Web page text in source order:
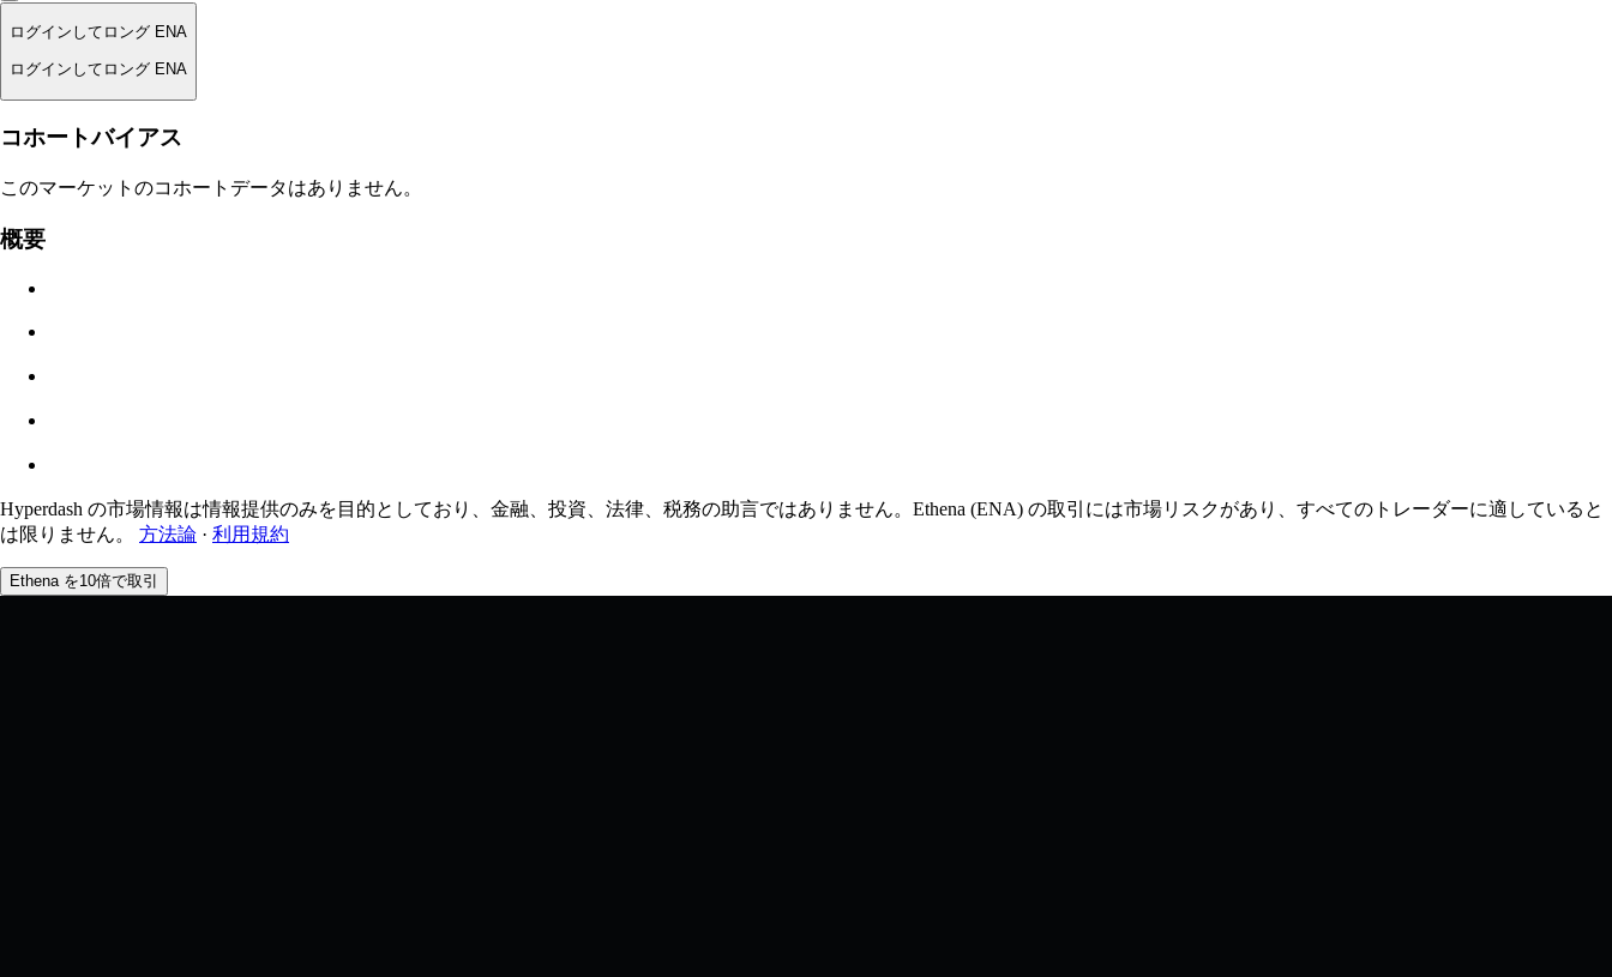
ログインしてロング ENA
ログインしてロング ENA
清算価格
コホートバイアス
このマーケットのコホートデータはありません。
概要
Hyperdash の市場情報は情報提供のみを目的としており、金融、投資、法律、税務の助言ではありません。Ethena (ENA) の取引には市場リスクがあり、すべてのトレーダーに適していると
は限りません。
方法論 · 利用規約
Ethena を10倍で取引